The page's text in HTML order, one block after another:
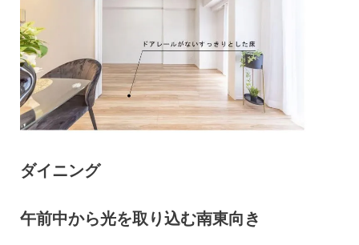
ダイニング
午前中から光を取り込む南東向き